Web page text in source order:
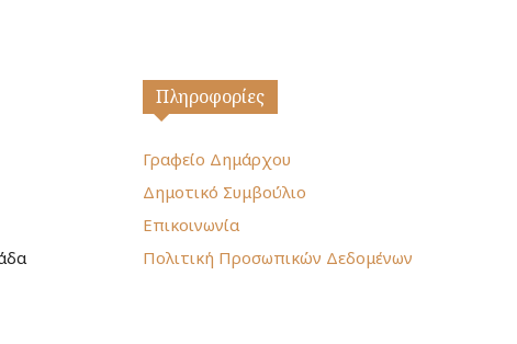
Πληροφορίες
Γραφείο Δημάρχου
Δημοτικό Συμβούλιο
Επικοινωνία
Πολιτική Προσωπικών Δεδομένων